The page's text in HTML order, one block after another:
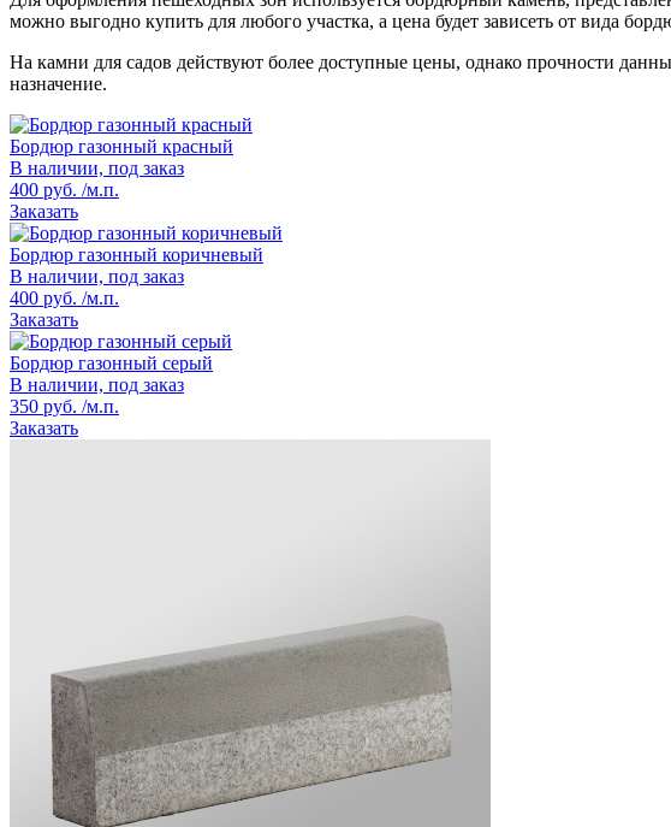
можно выгодно купить для любого участка, а цена будет зависеть от вида
На камни для садов действуют более доступные цены, однако прочности
назначение.
Бордюр газонный красный
В наличии, под заказ
400 руб. /м.п.
Заказать
Бордюр газонный коричневый
В наличии, под заказ
400 руб. /м.п.
Заказать
Бордюр газонный серый
В наличии, под заказ
350 руб. /м.п.
Заказать